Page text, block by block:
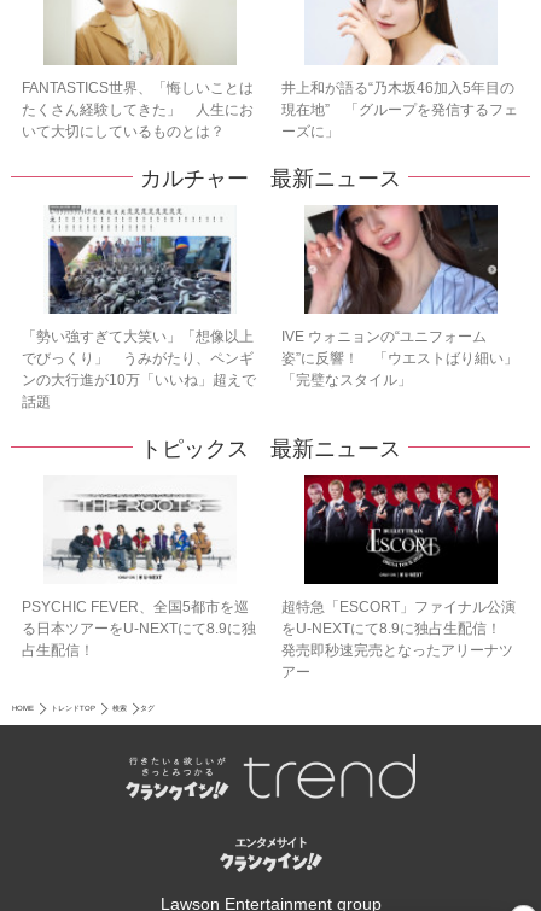
FANTASTICS世界、「悔しいことは
たくさん経験してきた」 人生にお
いて大切にしているものとは？
井上和が語る“乃木坂46加入5年目の
現在地” 「グループを発信するフェ
ーズに」
カルチャー 最新ニュース
「勢い強すぎて大笑い」「想像以上
でびっくり」 うみがたり、ペンギ
ンの大行進が10万「いいね」超えで
話題
IVE ウォニョンの“ユニフォーム
姿”に反響！ 「ウエストばり細い」
「完璧なスタイル」
トピックス 最新ニュース
PSYCHIC FEVER、全国5都市を巡
る日本ツアーをU‐NEXTにて8.9に独
占生配信！
超特急「ESCORT」ファイナル公演
をU-NEXTにて8.9に独占生配信！
発売即秒速完売となったアリーナツ
アー
HOME トレンドTOP 検索 タグ
Lawson Entertainment group